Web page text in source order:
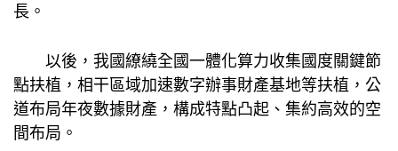
長。
以後，我國繚繞全國一體化算力收集國度關鍵節
點扶植，相干區域加速數字辦事財產基地等扶植，公
道布局年夜數據財產，構成特點凸起、集約高效的空
間布局。